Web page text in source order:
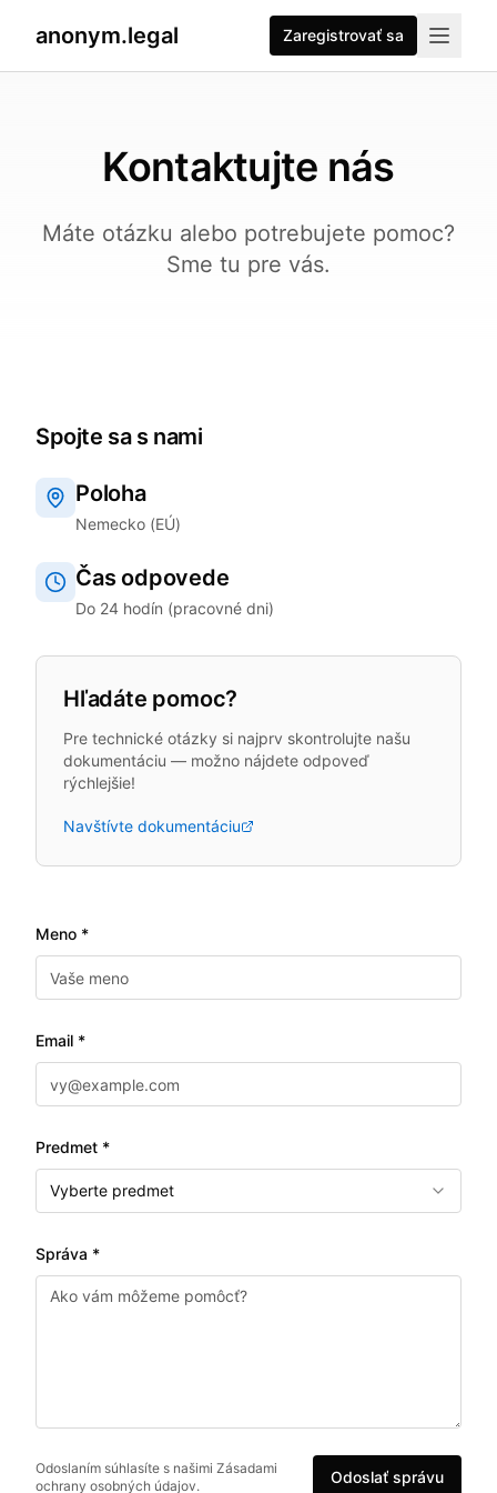
anonym.legal Zaregistrovať sa
Kontaktujte nás
Máte otázku alebo potrebujete pomoc?
Sme tu pre vás.
Spojte sa s nami
Poloha
Nemecko (EÚ)
Čas odpovede
Do 24 hodín (pracovné dni)
Hľadáte pomoc?
Pre technické otázky si najprv skontrolujte našu
dokumentáciu — možno nájdete odpoveď
rýchlejšie!
Navštívte dokumentáciu
Meno *
Email *
Predmet *
Vyberte predmet
Správa *
Odoslaním súhlasíte s našimi Zásadami
ochrany osobných údajov.
Odoslať správu